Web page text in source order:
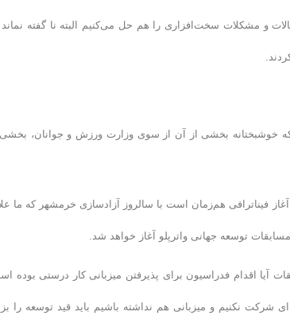
و مشکلات سخت‌افزاری را هم حل می‌کنیم البته نا گفته
که خوشبختانه بخشی از آن از سوی وزارت ورزش و جوانان، بخشی
فیناترافی هم‌زمان است با سالروز آزادسازی خرمشهر که ما
مسابقات توسعه جهانی واترپلو آغاز خواهد شد.
آیا اقدام فدراسیون برای پذیرفتن میزبانی کار درستی بوده
شرکت نکنیم و میزبانی هم نداشته باشیم باید قید توسعه را